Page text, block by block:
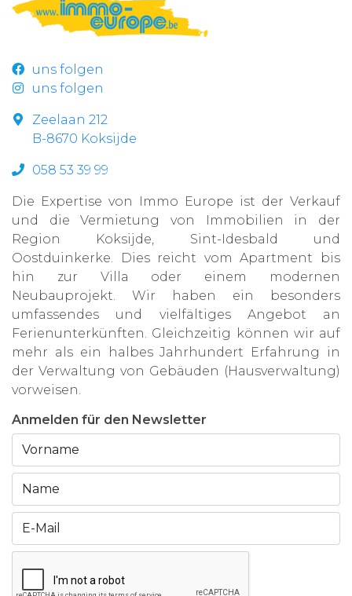
uns folgen
uns folgen
Zeelaan 212
B-8670 Koksijde
058 53 39 99
Die Expertise von Immo Europe ist der Verkauf
und die Vermietung von Immobilien in der
Region Koksijde, Sint-Idesbald und
Oostduinkerke. Dies reicht vom Apartment bis
hin zur Villa oder einem modernen
Neubauprojekt. Wir haben ein besonders
umfassendes und vielfältiges Angebot an
Ferienunterkünften. Gleichzeitig können wir auf
mehr als ein halbes Jahrhundert Erfahrung in
der Verwaltung von Gebäuden (Hausverwaltung)
vorweisen.
Anmelden für den Newsletter